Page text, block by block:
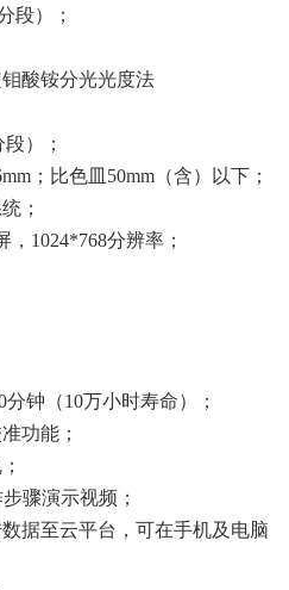
段）；
酸铵分光光度法
段）；
；比色皿50mm（含）以下；
；
1024*768分辨率；
钟（10万小时寿命）；
功能；
骤演示视频；
据至云平台，可在手机及电脑